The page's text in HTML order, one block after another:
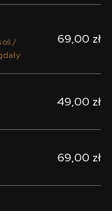
/
69,00 zł
49,00 zł
69,00 zł